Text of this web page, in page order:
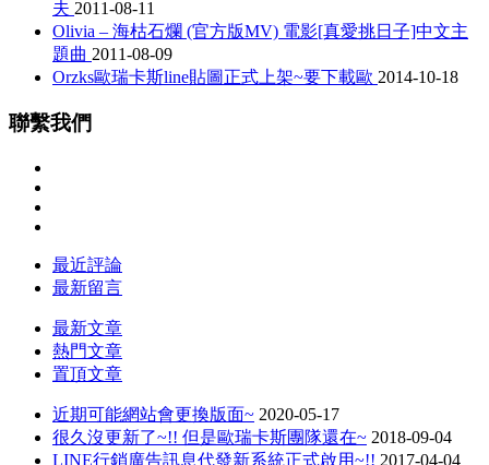
夫 2011-08-11
Olivia – 海枯石爛 (官方版MV) 電影[真愛挑日子]中文主
題曲 2011-08-09
Orzks歐瑞卡斯line貼圖正式上架~要下載歐 2014-10-18
聯繫我們
最近評論
最新留言
最新文章
熱門文章
置頂文章
近期可能網站會更換版面~ 2020-05-17
很久沒更新了~!! 但是歐瑞卡斯團隊還在~ 2018-09-04
LINE行銷廣告訊息代發新系統正式啟用~!! 2017-04-04